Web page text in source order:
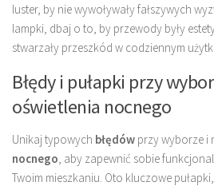
luster, by nie wywoływały fałszywych
lampki, dbaj o to, by przewody były
stwarzały przeszkód w codziennym
Błędy i pułapki przy
oświetlenia nocnego
Unikaj typowych błędów przy wyborze i
nocnego, aby zapewnić sobie
Twoim mieszkaniu. Oto kluczowe